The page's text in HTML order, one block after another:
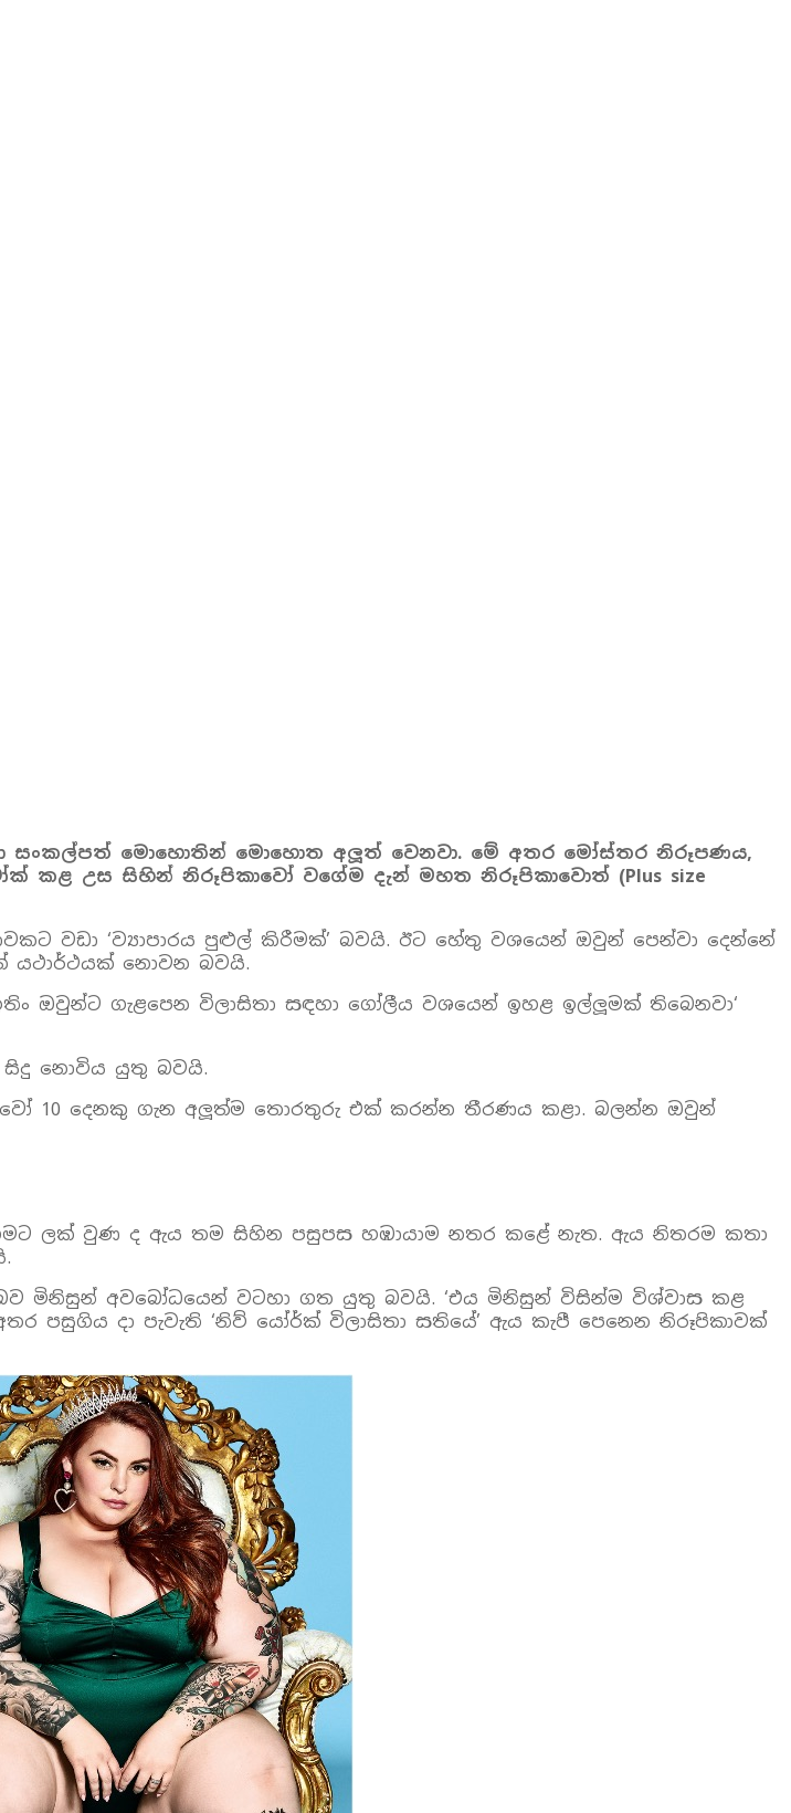
සංකල්පත් මොහොතින් මොහොත අලූත් වෙනවා. මේ අතර මෝස්තර නිරූපණය,
කළ උස සිහින් නිරූපිකාවෝ වගේම දැන් මහත නිරූපිකාවොත් (Plus size
වඩා ‘ව්‍යාපාරය පුළුල් කිරීමක්’ බවයි. ඊට හේතු වශයෙන් ඔවුන් පෙන්වා දෙන්නේ
නොවන බවයි.
ඔවුන්ට ගැළපෙන විලාසිතා සඳහා ගෝලීය වශයෙන් ඉහළ ඉල්ලූමක් තිබෙනවා‘
නොවිය යුතු බවයි.
10 දෙනකු ගැන අලූත්ම තොරතුරු එක් කරන්න තීරණය කළා. බලන්න ඔවුන්
ලක් වුණ ද ඇය තම සිහින පසුපස හඹායාම නතර කළේ නැත. ඇය නිතරම කතා
මිනිසුන් අවබෝධයෙන් වටහා ගත යුතු බවයි. ‘එය මිනිසුන් විසින්ම විශ්වාස කළ
දා පැවැති ‘නිව් යෝර්ක් විලාසිතා සතියේ’ ඇය කැපී පෙනෙන නිරූපිකාවක්